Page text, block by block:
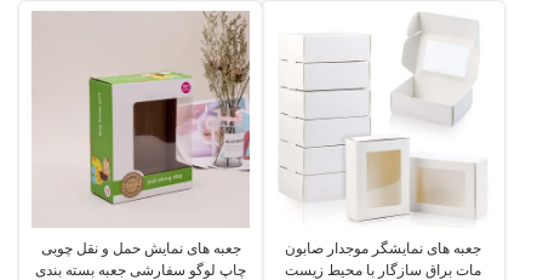
جعبه های نمایشگر موجدار صابون
مات براق سازگار با محیط زیست
جعبه های نمایش حمل و نقل چوبی
چاپ لوگو سفارشی جعبه بسته بندی